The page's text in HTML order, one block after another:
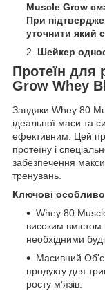
Muscle Grow
При
уточнити який
Шейкер
Протеїн для
Grow Whey
Завдяки Whey 80
ідеальної маси та
ефективним. Цей
протеїну і
забезпечення
тренувань.
Ключові
Whey 80
високим вмістом
необхідними
Масивний
продукту для
росту м'язів.